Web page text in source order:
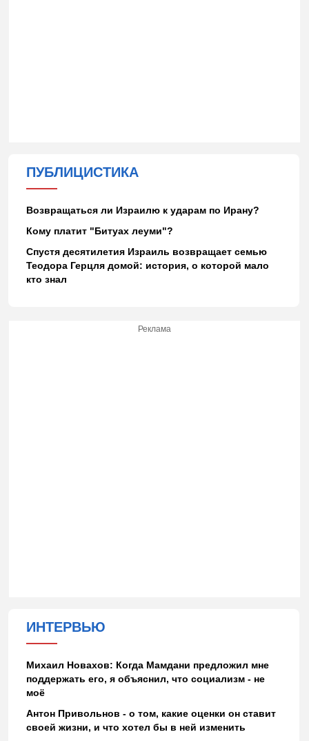
ПУБЛИЦИСТИКА
Возвращаться ли Израилю к ударам по Ирану?
Кому платит "Битуах леуми"?
Спустя десятилетия Израиль возвращает семью
Теодора Герцля домой: история, о которой мало
кто знал
Реклама
ИНТЕРВЬЮ
Михаил Новахов: Когда Мамдани предложил мне
поддержать его, я объяснил, что социализм - не
моё
Антон Привольнов - о том, какие оценки он ставит
своей жизни, и что хотел бы в ней изменить